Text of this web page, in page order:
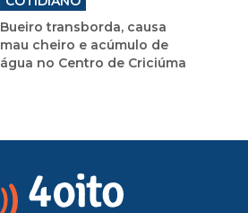
Bueiro transborda, causa
mau cheiro e acúmulo de
água no Centro de Criciúma